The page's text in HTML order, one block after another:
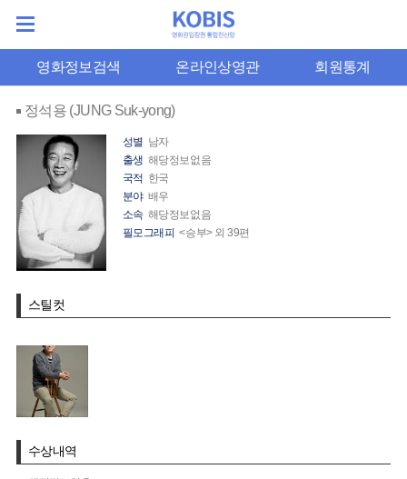
영화정보검색 온라인상영관 회원통계
정석용 (JUNG Suk-yong)
성별 남자
출생 해당정보없음
국적 한국
분야 배우
소속 해당정보없음
필모그래피 <승부> 외 39편
스틸컷
수상내역